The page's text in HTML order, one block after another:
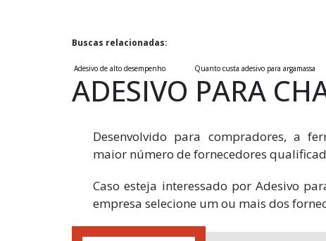
Buscas relacionadas:
Adesivo de alto desempenho Quanto custa adesivo para argamassa
ADESIVO PARA
Desenvolvido para compradores, a
maior número de fornecedores
Caso esteja interessado por Adesivo
empresa selecione um ou mais dos